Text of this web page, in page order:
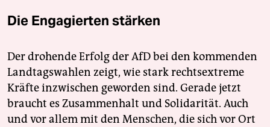
Die Engagierten stärken
Der drohende Erfolg der AfD bei den kommenden
Landtagswahlen zeigt, wie stark rechtsextreme
Kräfte inzwischen geworden sind. Gerade jetzt
braucht es Zusammenhalt und Solidarität. Auch
und vor allem mit den Menschen, die sich vor Ort